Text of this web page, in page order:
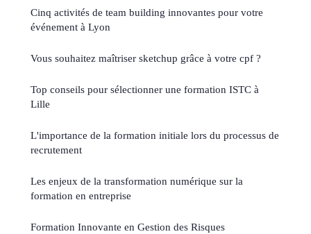
Cinq activités de team building innovantes pour votre
événement à Lyon
Vous souhaitez maîtriser sketchup grâce à votre cpf ?
Top conseils pour sélectionner une formation ISTC à
Lille
L'importance de la formation initiale lors du processus de
recrutement
Les enjeux de la transformation numérique sur la
formation en entreprise
Formation Innovante en Gestion des Risques